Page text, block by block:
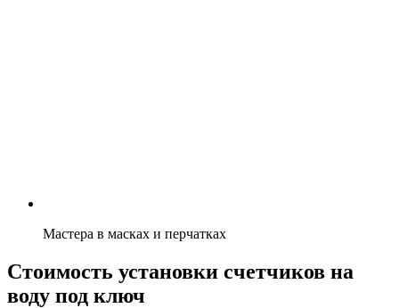
Мастера в масках и перчатках
Стоимость установки счетчиков на
воду под ключ